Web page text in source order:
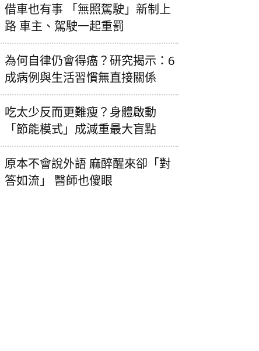
借車也有事 「無照駕駛」新制上
路 車主、駕駛一起重罰
為何自律仍會得癌？研究揭示：6
成病例與生活習慣無直接關係
吃太少反而更難瘦？身體啟動
「節能模式」成減重最大盲點
原本不會說外語 麻醉醒來卻「對
答如流」 醫師也傻眼